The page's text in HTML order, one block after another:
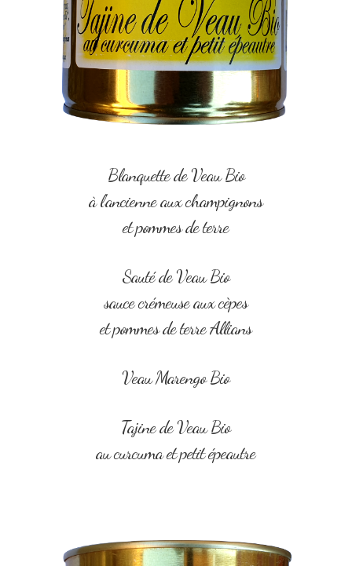
Blanquette de Veau Bio
à l’ancienne aux champignons
et pommes de terre
Sauté de Veau Bio
sauce crémeuse aux cèpes
et pommes de terre Allians
Veau Marengo Bio
Tajine de Veau Bio
au curcuma et petit épeautre